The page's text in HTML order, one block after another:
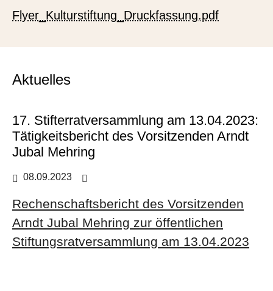
Flyer_Kulturstiftung_Druckfassung.pdf
Aktuelles
17. Stifterratversammlung am 13.04.2023:
Tätigkeitsbericht des Vorsitzenden Arndt
Jubal Mehring
08.09.2023
Rechenschaftsbericht des Vorsitzenden
Arndt Jubal Mehring zur öffentlichen
Stiftungsratversammlung am 13.04.2023